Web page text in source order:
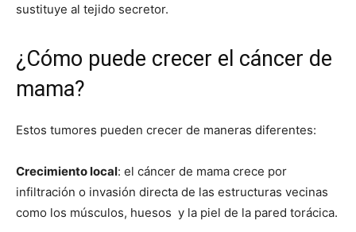
sustituye al tejido secretor.
¿Cómo puede crecer el cáncer de
mama?
Estos tumores pueden crecer de maneras diferentes:
Crecimiento local: el cáncer de mama crece por
infiltración o invasión directa de las estructuras vecinas
como los músculos, huesos y la piel de la pared torácica.